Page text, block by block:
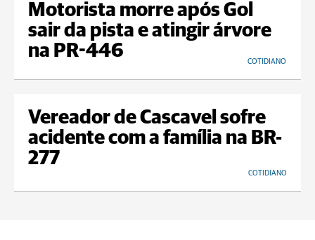
Motorista morre após Gol
sair da pista e atingir árvore
na PR-446
COTIDIANO
Vereador de Cascavel sofre
acidente com a família na BR-
277
COTIDIANO